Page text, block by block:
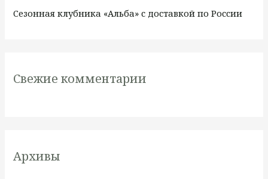
Сезонная клубника «Альба» с доставкой по России
Свежие комментарии
Архивы